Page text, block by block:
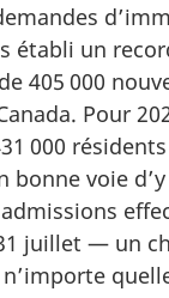
établi un
405 000
Pour
000
bonne voie
juillet — un